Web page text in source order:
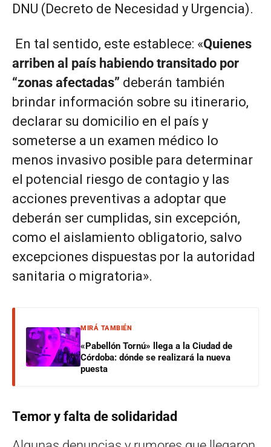
DNU (Decreto de Necesidad y Urgencia).
En tal sentido, este establece: «Quienes
arriben al país habiendo transitado por
“zonas afectadas” deberán también
brindar información sobre su itinerario,
declarar su domicilio en el país y
someterse a un examen médico lo
menos invasivo posible para determinar
el potencial riesgo de contagio y las
acciones preventivas a adoptar que
deberán ser cumplidas, sin excepción,
como el aislamiento obligatorio, salvo
excepciones dispuestas por la autoridad
sanitaria o migratoria».
MIRÁ TAMBIÉN
«Pabellón Tornú» llega a la Ciudad de
Córdoba: dónde se realizará la nueva
puesta
Temor y falta de solidaridad